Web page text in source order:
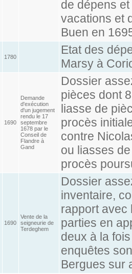
de dépens
vacations et
Buen en
1780
Etat des
Marsy à
1690
Demande
d'exécution
d'un jugement
rendu le 17
septembre
1678 par le
Conseil de
Flandre à
Gand
Dossier
pièces dont
liasse de
procès
contre
ou liasses
procès
1690
Vente de la
seigneurie de
Terdeghem
Dossier
inventaire,
rapport avec
parties en
deux à la
enquêtes
Bergues sur